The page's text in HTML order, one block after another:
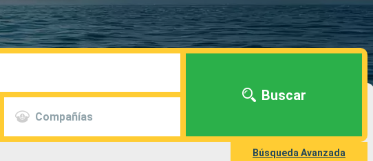
Compañías
Buscar
Búsqueda Avanzada